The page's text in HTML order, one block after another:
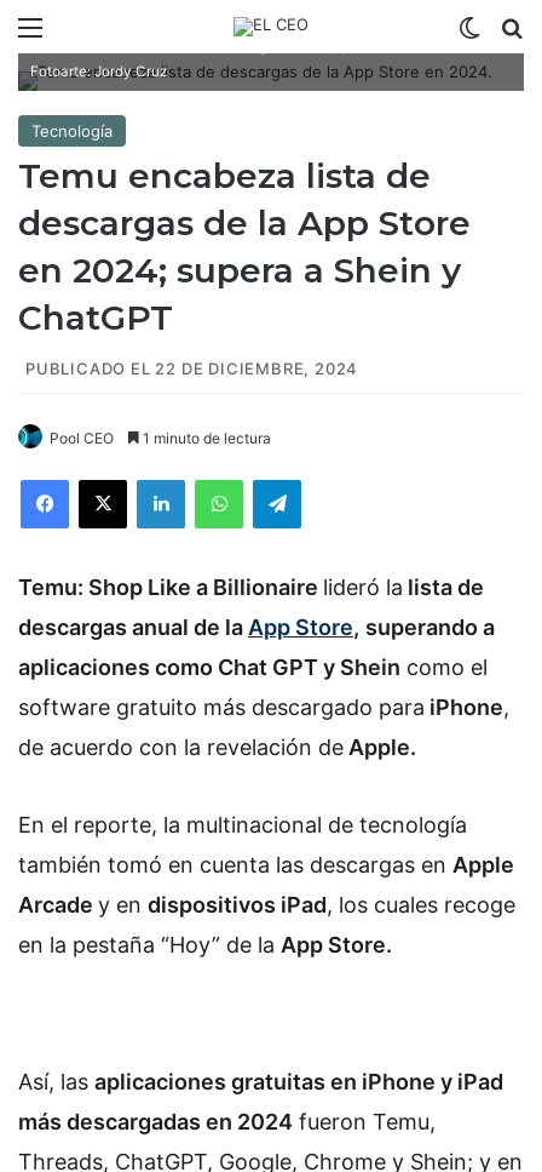
Fotoarte: Jordy Cruz
Tecnología
Temu encabeza lista de
descargas de la App Store
en 2024; supera a Shein y
ChatGPT
PUBLICADO EL 22 DE DICIEMBRE, 2024
Pool CEO 1 minuto de lectura
Temu: Shop Like a Billionaire lideró la lista de
descargas anual de la App Store, superando a
aplicaciones como Chat GPT y Shein como el
software gratuito más descargado para iPhone,
de acuerdo con la revelación de Apple.
En el reporte, la multinacional de tecnología
también tomó en cuenta las descargas en Apple
Arcade y en dispositivos iPad, los cuales recoge
en la pestaña “Hoy” de la App Store.
Así, las aplicaciones gratuitas en iPhone y iPad
más descargadas en 2024 fueron Temu,
Threads, ChatGPT, Google, Chrome y Shein; y en